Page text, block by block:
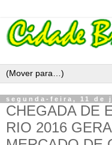
segunda-feira, 11 de
CHEGADA DE
RIO 2016